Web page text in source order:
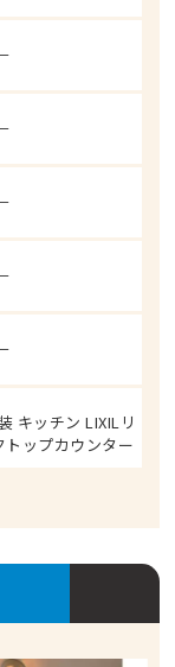
キッチン LIXILリ
ップカウンター